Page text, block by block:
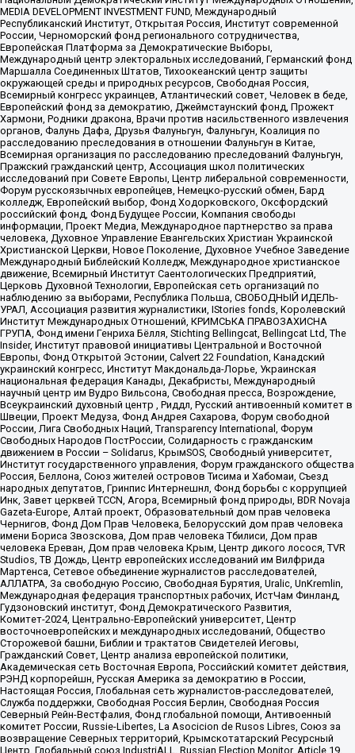
MEDIA DEVELOPMENT INVESTMENT FUND, Международный
Республиканский Институт, Открытая Россия, Институт современной
России, Черноморский фонд регионального сотрудничества,
Европейская Платформа за Демократические Выборы,
Международный центр электоральных исследований, Германский фонд
Маршалла Соединенных Штатов, Тихоокеанский центр защиты
окружающей среды и природных ресурсов, Свободная Россия,
Всемирный конгресс украинцев, Атлантический совет, Человек в беде,
Европейский фонд за демократию, Джеймстаунский фонд, Прожект
Хармони, Родники дракона, Врачи против насильственного извлечения
органов, Фалунь Дафа, Друзья Фалуньгун, Фалуньгун, Коалиция по
расследованию преследования в отношении Фалуньгун в Китае,
Всемирная организация по расследованию преследований Фалуньгун,
Пражский гражданский центр, Ассоциация школ политических
исследований при Совете Европы, Центр либеральной современности,
Форум русскоязычных европейцев, Немецко-русский обмен, Бард
колледж, Европейский выбор, Фонд Ходорковского, Оксфордский
российский фонд, Фонд Будущее России, Компания свободы
информации, Проект Медиа, Международное партнерство за права
человека, Духовное Управление Евангельских Христиан Украинской
Христианской Церкви, Новое Поколение, Духовное Учебное Заведение
Международный Библейский Колледж, Международное христианское
движение, Всемирный Институт Саентологических Предприятий,
Церковь Духовной Технологии, Европейская сеть организаций по
наблюдению за выборами, Республика Польша, СВОБОДНЫЙ ИДЕЛЬ-
УРАЛ, Ассоциация развития журналистики, IStories fonds, Королевский
Институт Международных Отношений, КРИМСЬКА ПРАВОЗАХИСНА
ГРУПА, Фонд имени Генриха Бёлля, Stichting Bellingcat, Bellingcat Ltd, The
Insider, Институт правовой инициативы Центральной и Восточной
Европы, Фонд Открытой Эстонии, Calvert 22 Foundation, Канадский
украинский конгресс, Институт Макдональда-Лорье, Украинская
национальная федерация Канады, Декабристы, Международный
научный центр им Вудро Вильсона, Свободная пресса, Возрождение,
Всеукраинский духовный центр , Риддл, Русский антивоенный комитет в
Швеции, Проект Медуза, Фонд Андрея Сахарова, Форум свободной
России, Лига Свободных Наций, Transparеncy International, Форум
Свободных Народов ПостРоссии, Солидарность с гражданским
движением в России – Solidarus, КрымSOS, Свободный университет,
Институт государственного управления, Форум гражданского общества
Россия, Беллона, Союз жителей островов Тисима и Хабомаи, Съезд
народных депутатов, Гринпис Интернешнл, Фонд борьбы с коррупцией
Инк, Завет церквей TCCN, Агора, Всемирный фонд природы, BDR Novaja
Gazeta-Europe, Алтай проект, Образовательный дом прав человека
Чернигов, Фонд Дом Прав Человека, Белорусский дом прав человека
имени Бориса Звозскова, Дом прав человека Тбилиси, Дом прав
человека Ереван, Дом прав человека Крым, Центр дикого лосося, TVR
Studios, ТВ Дождь, Центр европейских исследований им Вилфрида
Мартенса, Сетевое объединение журналистов расследователей,
АЛЛАТРА, За свободную Россию, Свободная Бурятия, Uralic, UnKremlin,
Международная федерация транспортных рабочих, ИстЧам Финланд,
Гудзоновский институт, Фонд Демократического Развития,
Комитет-2024, Центрально-Европейский университет, Центр
восточноевропейских и международных исследований, Общество
Сторожевой башни, Библии и трактатов Свидетелей Иеговы,
Гражданский Совет, Центр анализа европейской политики,
Академическая сеть Восточная Европа, Российский комитет действия,
РЭНД корпорейшн, Русская Америка за демократию в России,
Настоящая Россия, Глобальная сеть журналистов-расследователей,
Служба поддержки, Свободная Россия Берлин, Свободная Россия
Северный Рейн-Вестфалия, Фонд глобальной помощи, Антивоенный
комитет России, Russie-Libertes, La Asocicion de Rusos Libres, Союз за
возвращение Северных территорий, Крымскотатарский Ресурсный
Центр, Глобальный союз IndustriALL, Russian Election Monitor, Article 19,